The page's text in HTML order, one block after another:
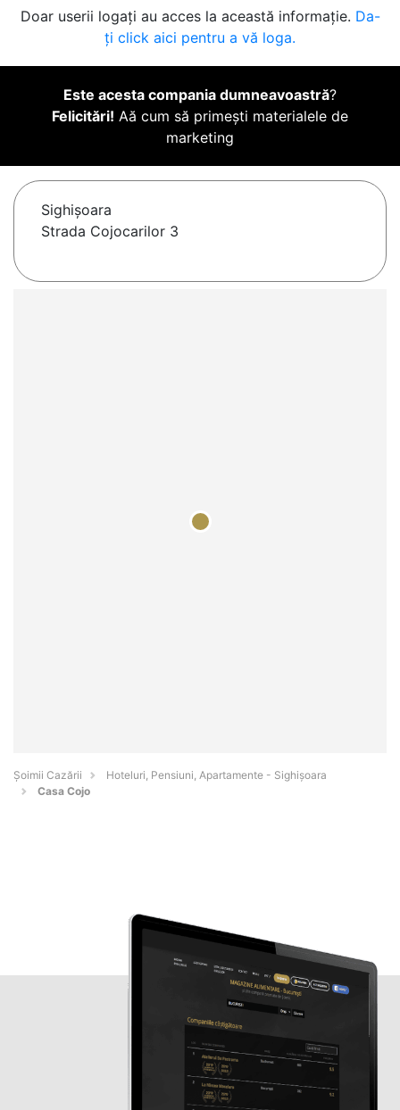
Doar userii logați au acces la această informație. Da-
ți click aici pentru a vă loga.
Este acesta compania dumneavoastră?
Felicitări! Aă cum să primești materialele de
marketing
Sighişoara
Strada Cojocarilor 3
Șoimii Cazării
Hoteluri, Pensiuni, Apartamente - Sighişoara
Casa Cojo